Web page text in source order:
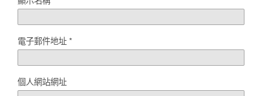
電子郵件地址*
個人網站網址